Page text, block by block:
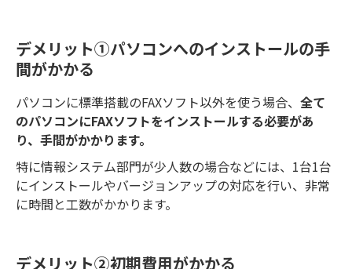
デメリット①パソコンへのインストールの手
間がかかる
パソコンに標準搭載のFAXソフト以外を使う場合、 全て
のパソコンにFAXソフトをインストールする必要があ
り、手間がかかります。
特に情報システム部門が少人数の場合などには、1台1台
にインストールやバージョンアップの対応を行い、非常
に時間と工数がかかります。
デメリット②初期費用がかかる